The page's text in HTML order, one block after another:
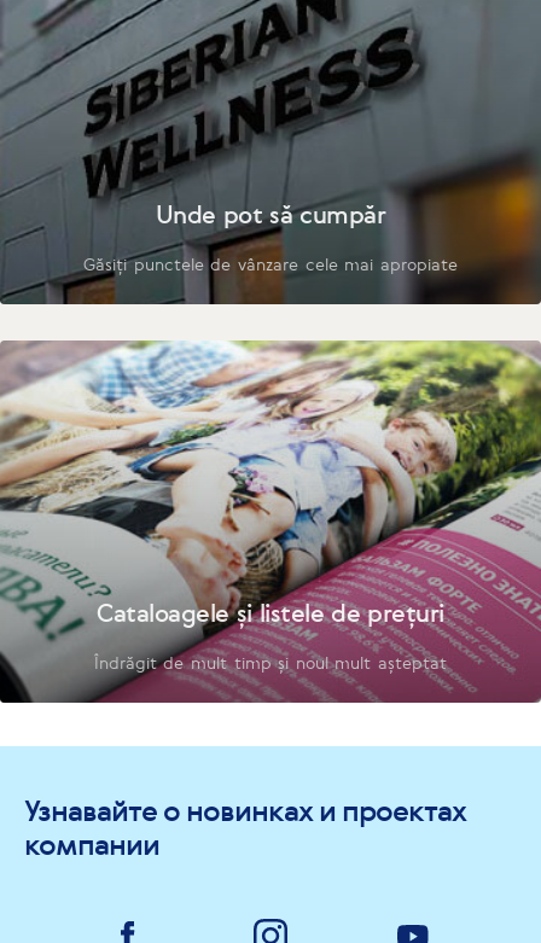
Unde pot să cumpăr
Găsiți punctele de vânzare cele mai apropiate
Cataloagele și listele de prețuri
Îndrăgit de mult timp și noul mult așteptat
Узнавайте о новинках и проектах
компании